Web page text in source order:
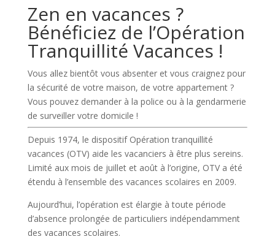
Zen en vacances ?
Bénéficiez de l’Opération
Tranquillité Vacances !
Vous allez bientôt vous absenter et vous craignez pour
la sécurité de votre maison, de votre appartement ?
Vous pouvez demander à la police ou à la gendarmerie
de surveiller votre domicile !
Depuis 1974, le dispositif Opération tranquillité
vacances (OTV) aide les vacanciers à être plus sereins.
Limité aux mois de juillet et août à l’origine, OTV a été
étendu à l’ensemble des vacances scolaires en 2009.
Aujourd’hui, l’opération est élargie à toute période
d’absence prolongée de particuliers indépendamment
des vacances scolaires.